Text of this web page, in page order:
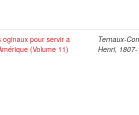
oginaux pour servir a
(Volume 11)
Ternaux-
Henri,